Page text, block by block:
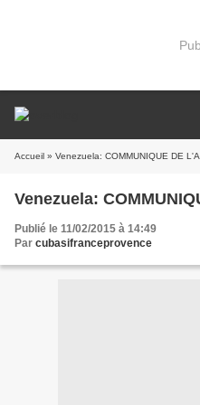
Accueil » Venezuela: COMMUNIQUE DE
Venezuela:
Publié le 11/02/2015 à 14:49
Par cubasifranceprovence